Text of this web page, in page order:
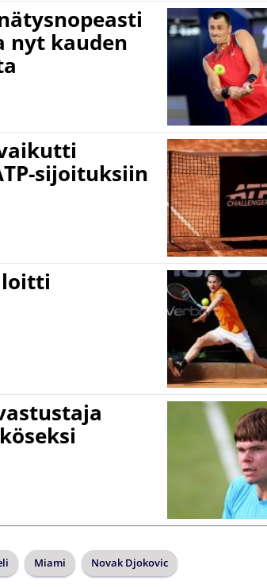
nyt kauden
sijoituksiin
Miami Novak Djokovic